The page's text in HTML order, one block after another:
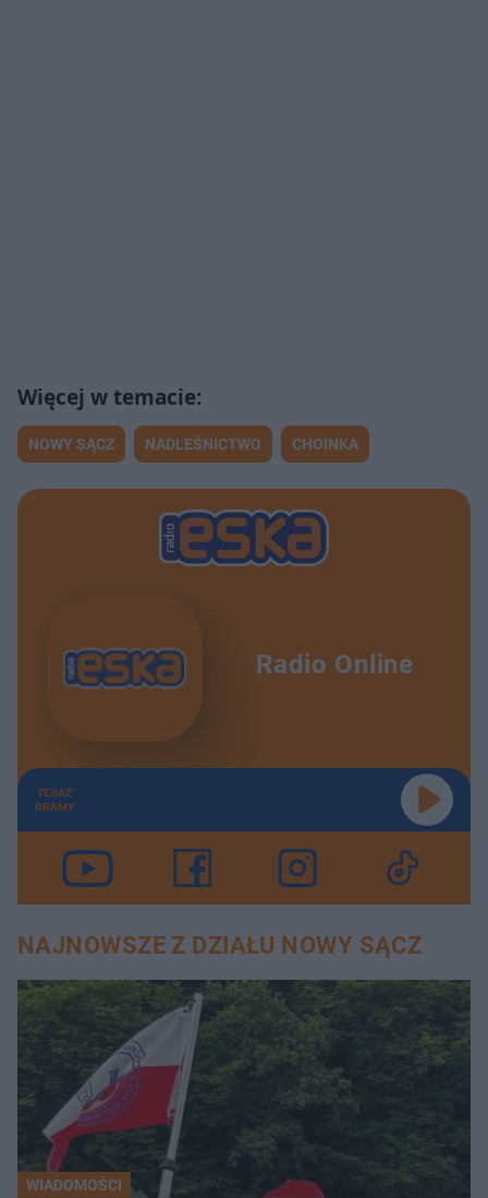
NOWY SĄCZ NADLEŚNICTWO CHOINKA
Radio Online
TERAZ
GRAMY
NAJNOWSZE Z DZIAŁU NOWY SĄCZ
WIADOMOŚCI